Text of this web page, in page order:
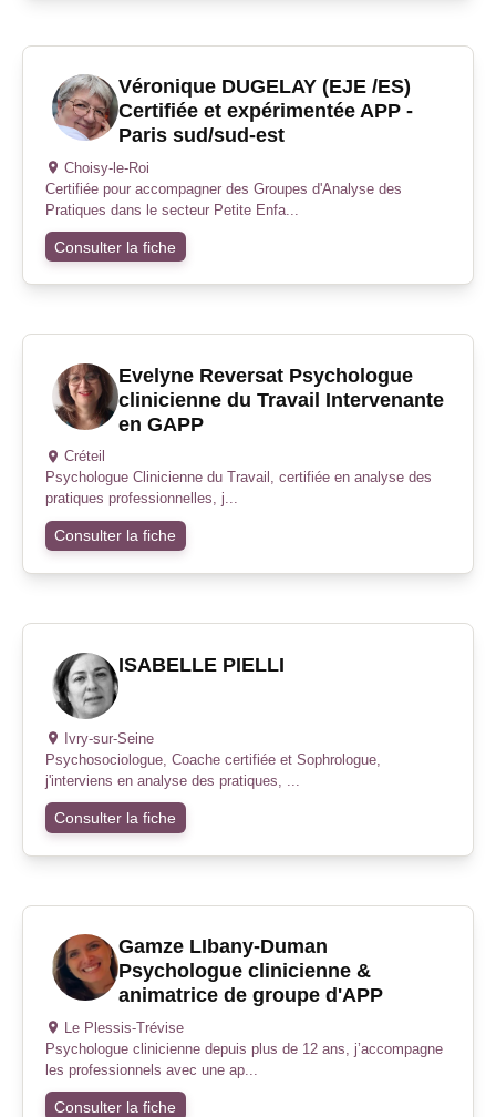
Véronique DUGELAY (EJE /ES)
Certifiée et expérimentée APP -
Paris sud/sud-est
Choisy-le-Roi
Certifiée pour accompagner des Groupes d'Analyse des
Pratiques dans le secteur Petite Enfa...
Consulter la fiche
Evelyne Reversat Psychologue
clinicienne du Travail Intervenante
en GAPP
Créteil
Psychologue Clinicienne du Travail, certifiée en analyse des
pratiques professionnelles, j...
Consulter la fiche
ISABELLE PIELLI
Ivry-sur-Seine
Psychosociologue, Coache certifiée et Sophrologue,
j'interviens en analyse des pratiques, ...
Consulter la fiche
Gamze LIbany-Duman
Psychologue clinicienne &
animatrice de groupe d'APP
Le Plessis-Trévise
Psychologue clinicienne depuis plus de 12 ans, j’accompagne
les professionnels avec une ap...
Consulter la fiche